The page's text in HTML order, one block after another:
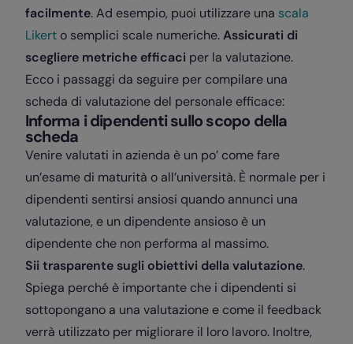
facilmente. Ad esempio, puoi utilizzare una scala
Likert o semplici scale numeriche.Assicurati di
scegliere metriche efficaci per la valutazione.
Ecco i passaggi da seguire per compilare una
scheda di valutazione del personale efficace:
Informa i dipendenti sullo scopo della
scheda
Venire valutati in azienda è un po’ come fare
un’esame di maturità o all’università. È normale per i
dipendenti sentirsi ansiosi quando annunci una
valutazione, e un dipendente ansioso è un
dipendente che non performa al massimo.
Sii trasparente sugli obiettivi della valutazione.
Spiega perché è importante che i dipendenti si
sottopongano a una valutazione e come il feedback
verrà utilizzato per migliorare il loro lavoro. Inoltre,